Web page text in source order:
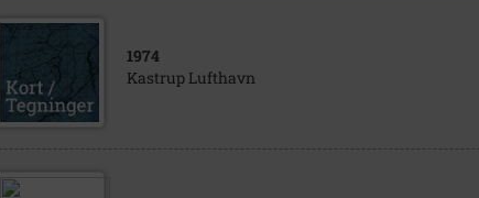
1974
Kastrup Lufthavn